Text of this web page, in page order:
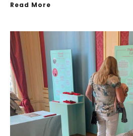
Read More